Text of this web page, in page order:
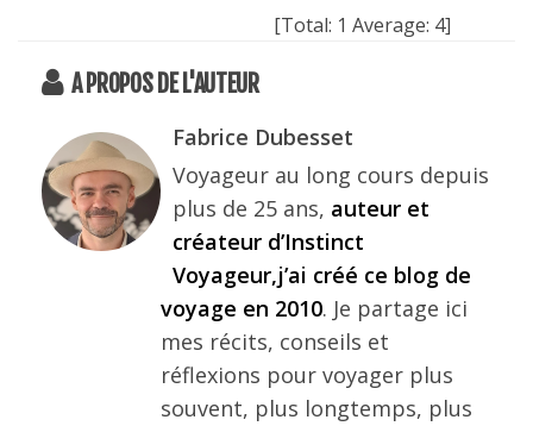
[Total: 1 Average: 4]
A PROPOS DE L'AUTEUR
Fabrice Dubesset
Voyageur au long cours depuis
plus de 25 ans, auteur et
créateur d’Instinct
Voyageur,j’ai créé ce blog de
voyage en 2010. Je partage ici
mes récits, conseils et
réflexions pour voyager plus
souvent, plus longtemps, plus